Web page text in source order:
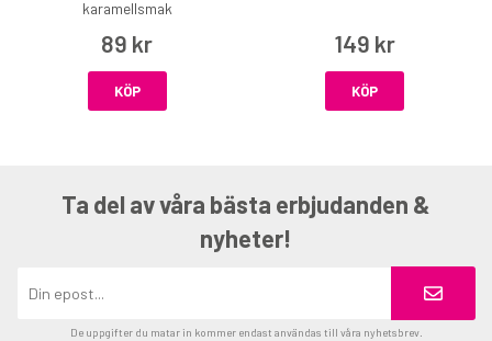
karamellsmak
89 kr
KÖP
149 kr
KÖP
Ta del av våra bästa erbjudanden &
nyheter!
De uppgifter du matar in kommer endast användas till våra nyhetsbrev.